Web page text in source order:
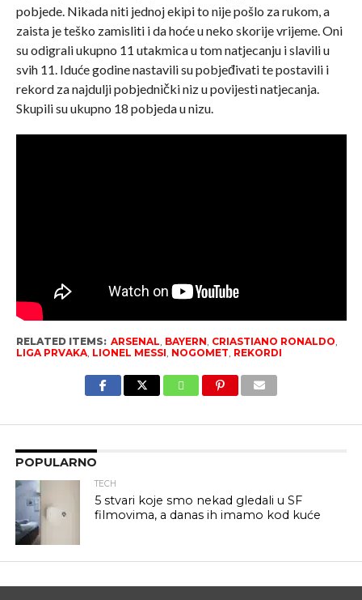
pobjede. Nikada niti jednoj ekipi to nije pošlo za rukom, a
zaista je teško zamisliti i da hoće u neko skorije vrijeme. Oni
su odigrali ukupno 11 utakmica u tom natjecanju i slavili u
svih 11. Iduće godine nastavili su pobjeđivati te postavili i
rekord za najdulji pobjednički niz u povijesti natjecanja.
Skupili su ukupno 18 pobjeda u nizu.
RELATED ITEMS: ARSENAL, BAYERN, CRIASTIANO RONALDO,
LIGA PRVAKA, LIONEL MESSI, NOGOMET, REKORDI
POPULARNO
TECH
5 stvari koje smo nekad gledali u SF
filmovima, a danas ih imamo kod kuće